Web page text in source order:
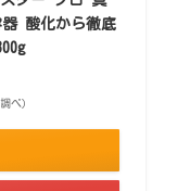
酸化から徹底
べ）